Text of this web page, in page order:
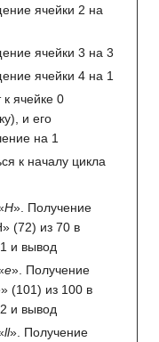
ячейки 2 на
ячейки 3 на 3
ячейки 4 на 1
к ячейке 0
и его
на 1
к началу цикла
Н». Получение
(72) из 70 в
и вывод
e». Получение
(101) из 100 в
и вывод
ll». Получение